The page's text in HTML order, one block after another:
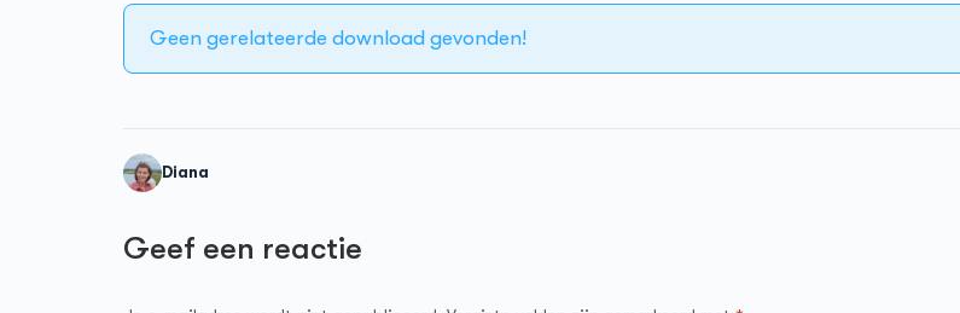
Geen gerelateerde download gevonden!
Diana
Geef een reactie